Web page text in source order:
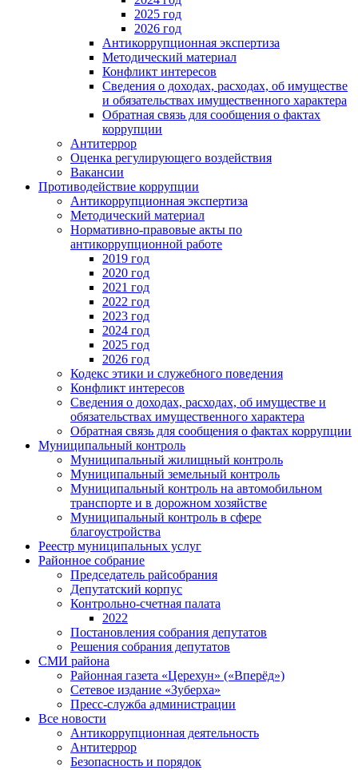
2025 год
2026 год
Антикоррупционная экспертиза
Методический материал
Конфликт интересов
Сведения о доходах, расходах, об имуществе
и обязательствах имущественного характера
Обратная связь для сообщения о фактах
коррупции
Антитеррор
Оценка регулирующего воздействия
Вакансии
Противодействие коррупции
Антикоррупционная экспертиза
Методический материал
Нормативно-правовые акты по
антикоррупционной работе
2019 год
2020 год
2021 год
2022 год
2023 год
2024 год
2025 год
2026 год
Кодекс этики и служебного поведения
Конфликт интересов
Сведения о доходах, расходах, об имуществе и
обязательствах имущественного характера
Обратная связь для сообщения о фактах коррупции
Муниципальный контроль
Муниципальный жилищный контроль
Муниципальный земельный контроль
Муниципальный контроль на автомобильном
транспорте и в дорожном хозяйстве
Муниципальный контроль в сфере
благоустройства
Реестр муниципальных услуг
Районное собрание
Председатель райсобрания
Депутатский корпус
Контрольно-счетная палата
2022
Постановления собрания депутатов
Решения собрания депутатов
СМИ района
Районная газета «Церехун» («Вперёд»)
Сетевое издание «Зуберха»
Пресс-служба администрации
Все новости
Антикоррупционная деятельность
Антитеррор
Безопасность и порядок